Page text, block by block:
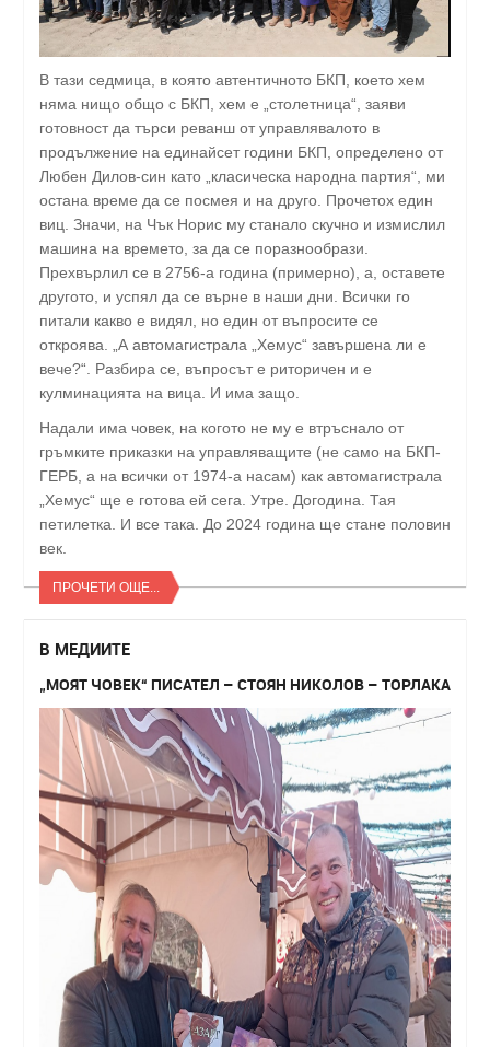
В тази седмица, в която автентичното БКП, което хем
няма нищо общо с БКП, хем е „столетница“, заяви
готовност да търси реванш от управлявалото в
продължение на единайсет години БКП, определено от
Любен Дилов-син като „класическа народна партия“, ми
остана време да се посмея и на друго. Прочетох един
виц. Значи, на Чък Норис му станало скучно и измислил
машина на времето, за да се поразнообрази.
Прехвърлил се в 2756-а година (примерно), а, оставете
другото, и успял да се върне в наши дни. Всички го
питали какво е видял, но един от въпросите се
откроява. „А автомагистрала „Хемус“ завършена ли е
вече?“. Разбира се, въпросът е риторичен и е
кулминацията на вица. И има защо.
Надали има човек, на когото не му е втръснало от
гръмките приказки на управляващите (не само на БКП-
ГЕРБ, а на всички от 1974-а насам) как автомагистрала
„Хемус“ ще е готова ей сега. Утре. Догодина. Тая
петилетка. И все така. До 2024 година ще стане половин
век.
ПРОЧЕТИ ОЩЕ...
В МЕДИИТЕ
„МОЯТ ЧОВЕК“ ПИСАТЕЛ – СТОЯН НИКОЛОВ – ТОРЛАКА